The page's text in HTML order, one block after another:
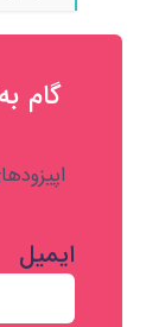
گام
ایمیل